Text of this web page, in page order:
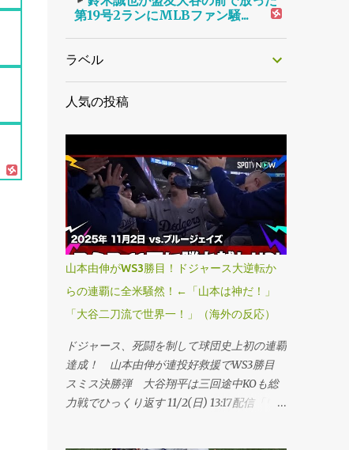
第19号2ランにMLBファン騒...
ラベル
人気の投稿
山本由伸がWS3勝目！ドジャース大逆転か
らの連覇に全米騒然！←「山本は神だ！」
「大谷二刀流で世界一！」（海外の反応）
ドジャース、死闘を制して球団史上初の連覇
達成！ 山本由伸が連投好救援でWS3勝目
スミス決勝弾 大谷翔平は三回途中KOも総
力戦でひっくり返す 11/2(日) 13:17配信「ワ